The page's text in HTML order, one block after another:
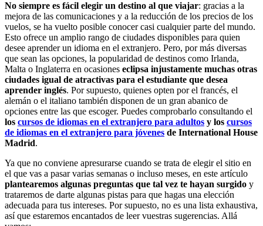
No siempre es fácil elegir un destino al que viajar: gracias a la
mejora de las comunicaciones y a la reducción de los precios de los
vuelos, se ha vuelto posible conocer casi cualquier parte del mundo.
Esto ofrece un amplio rango de ciudades disponibles para quien
desee aprender un idioma en el extranjero. Pero, por más diversas
que sean las opciones, la popularidad de destinos como Irlanda,
Malta o Inglaterra en ocasiones eclipsa injustamente muchas otras
ciudades igual de atractivas para el estudiante que desea
aprender inglés. Por supuesto, quienes opten por el francés, el
alemán o el italiano también disponen de un gran abanico de
opciones entre las que escoger. Puedes comprobarlo consultando el
los cursos de idiomas en el extranjero para adultos y los cursos
de idiomas en el extranjero para jóvenes de International House
Madrid.
Ya que no conviene apresurarse cuando se trata de elegir el sitio en
el que vas a pasar varias semanas o incluso meses, en este artículo
plantearemos algunas preguntas que tal vez te hayan surgido y
trataremos de darte algunas pistas para que hagas una elección
adecuada para tus intereses. Por supuesto, no es una lista exhaustiva,
así que estaremos encantados de leer vuestras sugerencias. Allá